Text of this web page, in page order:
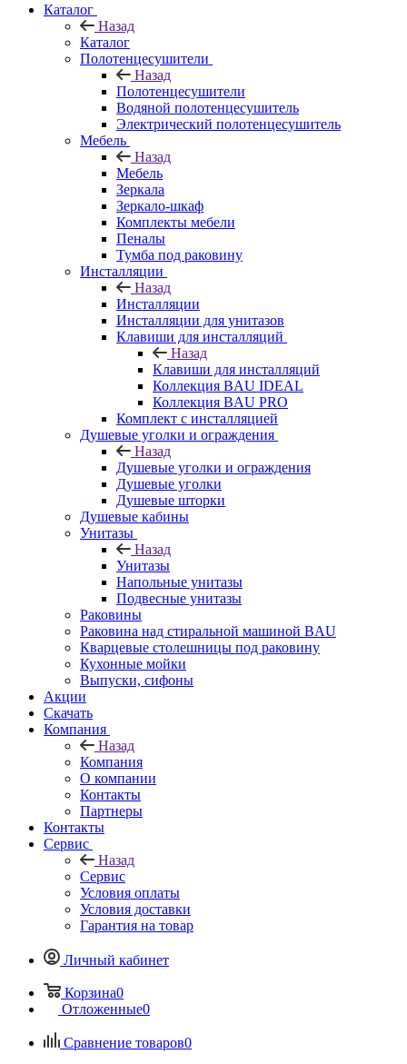
Каталог
Назад
Каталог
Полотенцесушители
Назад
Полотенцесушители
Водяной полотенцесушитель
Электрический полотенцесушитель
Мебель
Назад
Мебель
Зеркала
Зеркало-шкаф
Комплекты мебели
Пеналы
Тумба под раковину
Инсталляции
Назад
Инсталляции
Инсталляции для унитазов
Клавиши для инсталляций
Назад
Клавиши для инсталляций
Коллекция BAU IDEAL
Коллекция BAU PRO
Комплект с инсталляцией
Душевые уголки и ограждения
Назад
Душевые уголки и ограждения
Душевые уголки
Душевые шторки
Душевые кабины
Унитазы
Назад
Унитазы
Напольные унитазы
Подвесные унитазы
Раковины
Раковина над стиральной машиной BAU
Кварцевые столешницы под раковину
Кухонные мойки
Выпуски, сифоны
Акции
Скачать
Компания
Назад
Компания
О компании
Контакты
Партнеры
Контакты
Сервис
Назад
Сервис
Условия оплаты
Условия доставки
Гарантия на товар
Личный кабинет
Корзина0
Отложенные0
Сравнение товаров0